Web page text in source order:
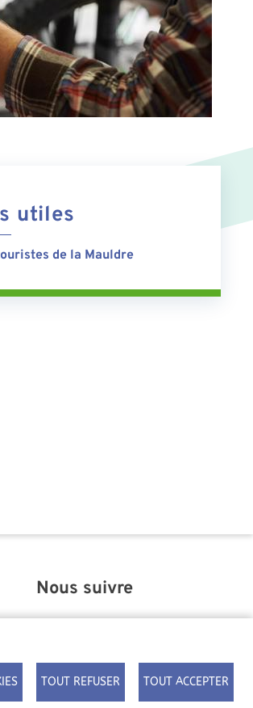
utiles
de la Mauldre
Nous suivre
TOUT REFUSER TOUT ACCEPTER